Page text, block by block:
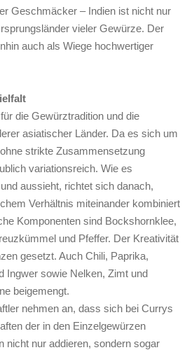
Geschmäcker – Indien ist nicht nur
vieler Gewürze. Der
auch als Wiege hochwertiger
die Gewürztradition und die
asiatischer Länder. Da es sich um
strikte Zusammensetzung
variationsreich. Wie es
aussieht, richtet sich danach,
Verhältnis miteinander kombiniert
Komponenten sind Bockshornklee,
und Pfeffer. Der Kreativität
gesetzt. Auch Chili, Paprika,
Ingwer sowie Nelken, Zimt und
beigemengt.
nehmen an, dass sich bei Currys
der in den Einzelgewürzen
nicht nur addieren, sondern sogar